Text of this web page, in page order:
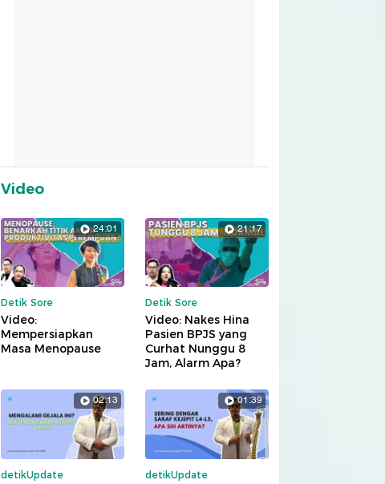
Video
24:01
Detik Sore
Video:
Mempersiapkan
Masa Menopause
21:17
Detik Sore
Video: Nakes Hina
Pasien BPJS yang
Curhat Nunggu 8
Jam, Alarm Apa?
02:13
detikUpdate
01:39
detikUpdate